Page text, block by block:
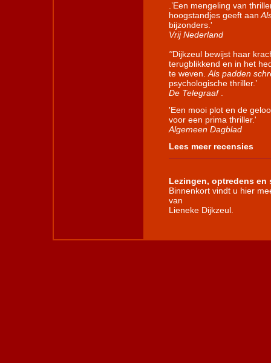
.’Een mengeling van
hoogstandjes geeft aan
bijzonders.'
Vrij Nederland
''Dijkzeul bewijst haar
terugblikkend en in het
te weven. Als padden
psychologische thriller.’
De Telegraaf
'Een mooi plot en de
voor een prima thriller.'
Algemeen Dagblad
Lees meer recensies
Lezingen, optredens en
Binnenkort vindt u hier
van
Lieneke Dijkzeul.